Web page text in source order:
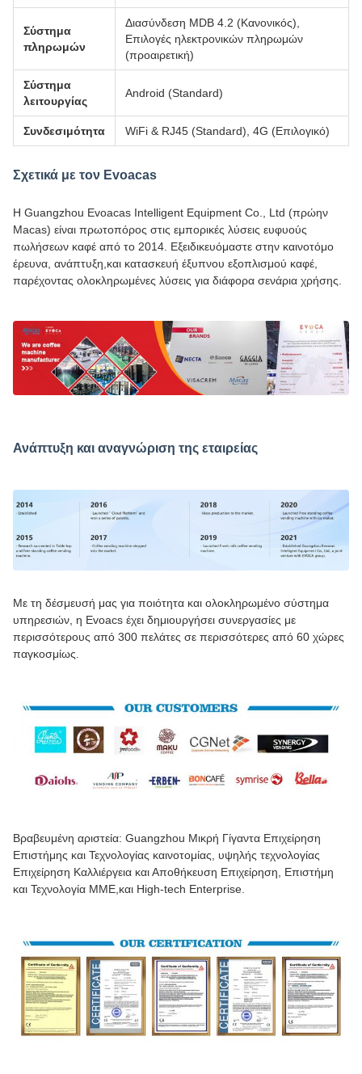
Σύστημα
πληρωμών
Διασύνδεση MDB 4.2 (Κανονικός),
Επιλογές ηλεκτρονικών πληρωμών
(προαιρετική)
Σύστημα
λειτουργίας
Android (Standard)
Συνδεσιμότητα WiFi & RJ45 (Standard), 4G (Επιλογικό)
Σχετικά με τον Evoacas
Η Guangzhou Evoacas Intelligent Equipment Co., Ltd (πρώην
Macas) είναι πρωτοπόρος στις εμπορικές λύσεις ευφυούς
πωλήσεων καφέ από το 2014. Εξειδικευόμαστε στην καινοτόμο
έρευνα, ανάπτυξη,και κατασκευή έξυπνου εξοπλισμού καφέ,
παρέχοντας ολοκληρωμένες λύσεις για διάφορα σενάρια χρήσης.
Ανάπτυξη και αναγνώριση της εταιρείας
Με τη δέσμευσή μας για ποιότητα και ολοκληρωμένο σύστημα
υπηρεσιών, η Evoacs έχει δημιουργήσει συνεργασίες με
περισσότερους από 300 πελάτες σε περισσότερες από 60 χώρες
παγκοσμίως.
Βραβευμένη αριστεία: Guangzhou Μικρή Γίγαντα Επιχείρηση
Επιστήμης και Τεχνολογίας καινοτομίας, υψηλής τεχνολογίας
Επιχείρηση Καλλιέργεια και Αποθήκευση Επιχείρηση, Επιστήμη
και Τεχνολογία ΜΜΕ,και High-tech Enterprise.